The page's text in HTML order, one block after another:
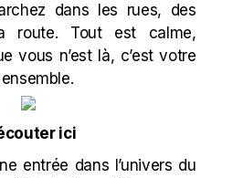
dans les rues, des
route. Tout est calme,
vous n’est là, c’est votre
ici
entrée dans l’univers du